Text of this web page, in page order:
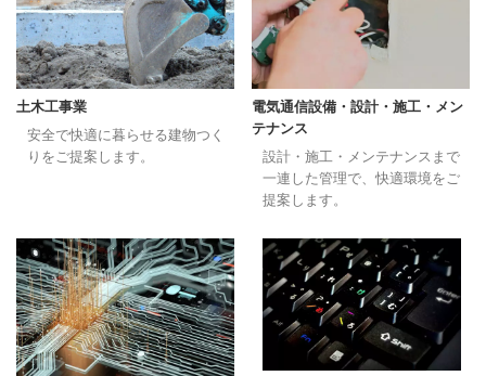
土木工事業
安全で快適に暮らせる建物つく
りをご提案します。
電気通信設備・設計・施工・メン
テナンス
設計・施工・メンテナンスまで
一連した管理で、快適環境をご
提案します。